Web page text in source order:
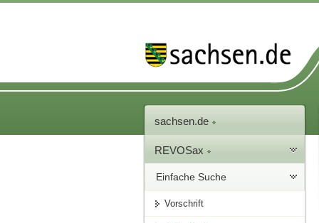
sachsen.de
REVOSax
Einfache Suche
Vorschrift